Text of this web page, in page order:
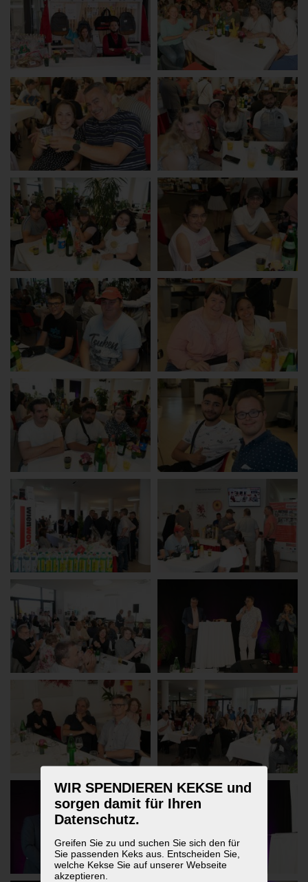
WIR SPENDIEREN KEKSE und
sorgen damit für Ihren
Datenschutz.
Greifen Sie zu und suchen Sie sich den für
Sie passenden Keks aus. Entscheiden Sie,
welche Kekse Sie auf unserer Webseite
akzeptieren.